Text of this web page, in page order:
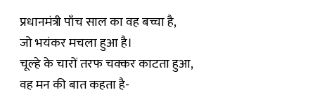
प्रधानमंत्री पाँच साल का वह बच्चा है,
जो भयंकर मचला हुआ है।
चूल्हे के चारों तरफ चक्कर काटता हुआ,
वह मन की बात कहता है-